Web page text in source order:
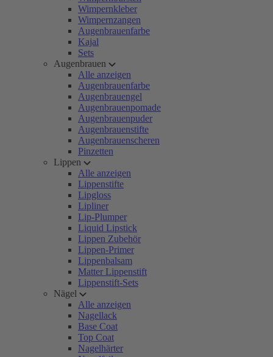
Wimpernkleber
Wimpernzangen
Augenbrauenfarbe
Kajal
Sets
Augenbrauen
Alle anzeigen
Augenbrauenfarbe
Augenbrauengel
Augenbrauenpomade
Augenbrauenpuder
Augenbrauenstifte
Augenbrauenscheren
Pinzetten
Lippen
Alle anzeigen
Lippenstifte
Lipgloss
Lipliner
Lip-Plumper
Liquid Lipstick
Lippen Zubehör
Lippen-Primer
Lippenbalsam
Matter Lippenstift
Lippenstift-Sets
Nägel
Alle anzeigen
Nagellack
Base Coat
Top Coat
Nagelhärter